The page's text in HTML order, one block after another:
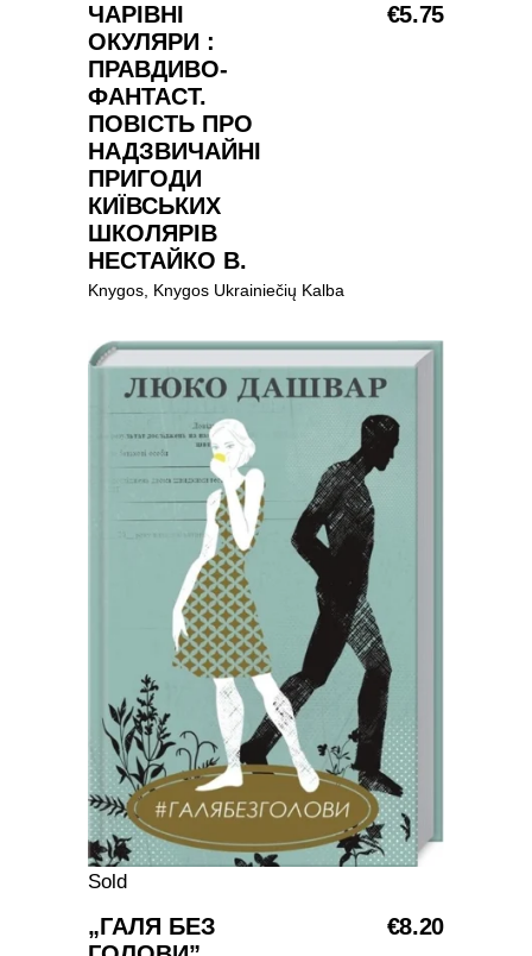
ЧАРІВНІ
ОКУЛЯРИ :
ПРАВДИВО-
ФАНТАСТ.
ПОВІСТЬ ПРО
НАДЗВИЧАЙНІ
ПРИГОДИ
КИЇВСЬКИХ
ШКОЛЯРІВ
НЕСТАЙКО В.
€5.75
Knygos, Knygos Ukrainiečių Kalba
Sold
DAUGIAU
„ГАЛЯ БЕЗ
€8.20